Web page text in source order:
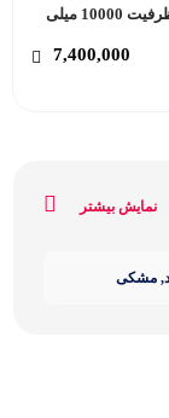
MC-592 ظرفیت 10000 میلی
7,400,000
نمایش بیشتر
مشکی